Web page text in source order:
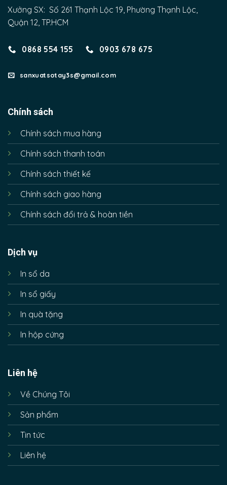
Xưởng SX: Số 261 Thạnh Lộc 19, Phường Thạnh Lộc,
Quận 12, TP.HCM
0868 554 155 0903 678 675
sanxuatsotay3s@gmail.com
Chính sách
Chính sách mua hàng
Chính sách thanh toán
Chính sách thiết kế
Chính sách giao hàng
Chính sách đổi trả & hoàn tiền
Dịch vụ
In sổ da
In sổ giấy
In quà tặng
In hộp cứng
Liên hệ
Về Chúng Tôi
Sản phẩm
Tin tức
Liên hệ